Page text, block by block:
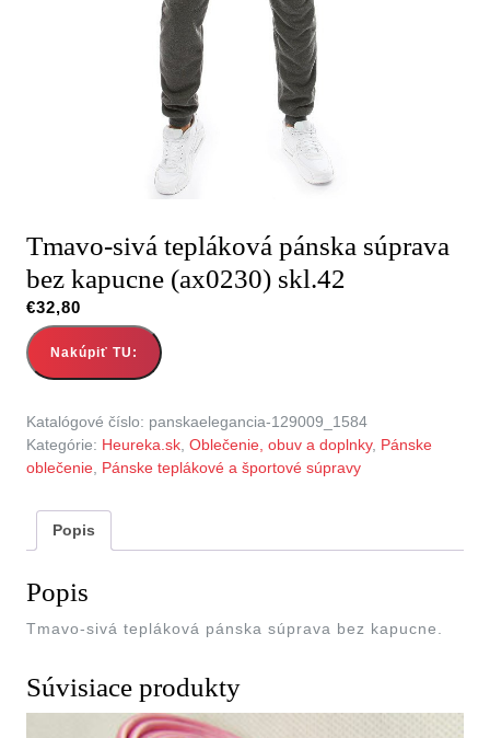
Tmavo-sivá tepláková pánska súprava
bez kapucne (ax0230) skl.42
€32,80
Nakúpiť TU:
Katalógové číslo: panskaelegancia-129009_1584
Kategórie: Heureka.sk Oblečenie, obuv a doplnky, Pánske
oblečenie Pánske teplákové a športové súpravy
Popis
Popis
Tmavo-sivá tepláková pánska súprava bez kapucne.
Súvisiace produkty